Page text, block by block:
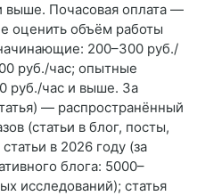
выше. Почасовая оплата —
оценить объём работы
200–300 руб./
руб./час; опытные
руб./час и выше. За
— распространённый
(статьи в блог, посты,
в 2026 году (за
блога: 5000–
исследований); статья